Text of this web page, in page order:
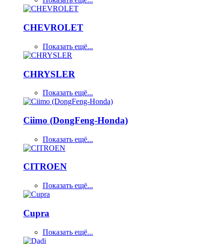
CHEVROLET
Показать ещё...
CHRYSLER
Показать ещё...
Ciimo (DongFeng-Honda)
Показать ещё...
CITROEN
Показать ещё...
Cupra
Показать ещё...